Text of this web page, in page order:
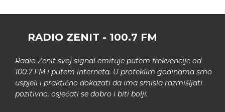
RADIO ZENIT - 100.7 FM
Radio Zenit svoj signal emituje putem frekvencije od
100.7 FM i putem interneta. U proteklim godinama smo
uspjeli i praktično dokazati da ima smisla razmišljati
pozitivno, osjećati se dobro i biti bolji.